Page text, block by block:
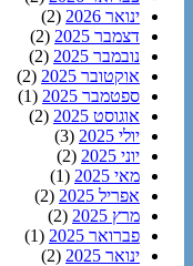
ינואר 2026
(2)
דצמבר 2025
(2)
נובמבר 2025
(2)
אוקטובר 2025
(2)
ספטמבר 2025
(1)
אוגוסט 2025
(2)
יולי 2025
(3)
יוני 2025
(2)
מאי 2025
(1)
אפריל 2025
(2)
מרץ 2025
(2)
פברואר 2025
(1)
ינואר 2025
(2)